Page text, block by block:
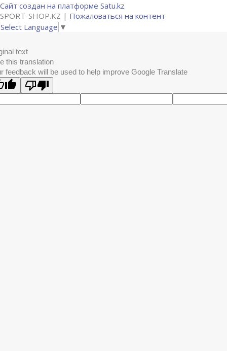
Сайт создан на платформе Satu.kz
SPORT-SHOP.KZ | Пожаловаться на контент
Select Language ▼
text
this translation
feedback will be used to help improve Google Translate